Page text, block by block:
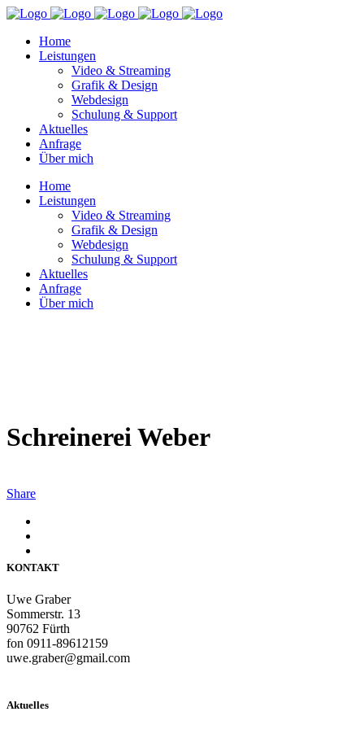
Home
Leistungen
Video & Streaming
Grafik & Design
Webdesign
Schulung & Support
Aktuelles
Anfrage
Über mich
Home
Leistungen
Video & Streaming
Grafik & Design
Webdesign
Schulung & Support
Aktuelles
Anfrage
Über mich
Schreinerei Weber
Share
KONTAKT
Uwe Graber
Sommerstr. 13
90762 Fürth
fon 0911-89612159
uwe.graber@gmail.com
Aktuelles